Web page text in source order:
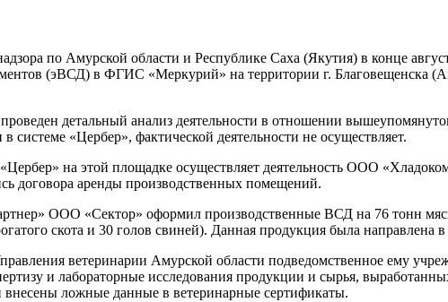
по Амурской области и Республике Саха (Якутия) в конце
(эВСД) в ФГИС «Меркурий» на территории г. Благовещенска
детальный анализ деятельности в отношении
системе «Цербер», фактической деятельности не осуществляет.
на этой площадке осуществляет деятельность ООО
договора аренды производственных помещений.
ООО «Сектор» оформил производственные ВСД на 76 тонн
скота и 30 голов свиней). Данная продукция была направлена
ветеринарии Амурской области подведомственное ему
и лабораторные исследования продукции и сырья,
ложные данные в ветеринарные сертификаты.